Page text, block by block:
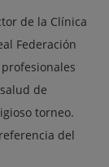
de la Clínica
Federación
de
torneo.
del